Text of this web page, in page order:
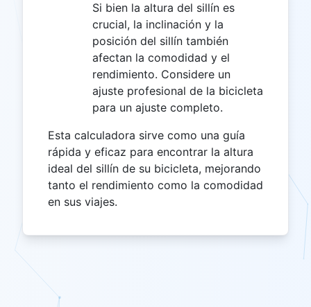
Si bien la altura del sillín es
crucial, la inclinación y la
posición del sillín también
afectan la comodidad y el
rendimiento. Considere un
ajuste profesional de la bicicleta
para un ajuste completo.
Esta calculadora sirve como una guía
rápida y eficaz para encontrar la altura
ideal del sillín de su bicicleta, mejorando
tanto el rendimiento como la comodidad
en sus viajes.